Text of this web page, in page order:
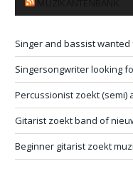
Singer and bassist
Singersongwriter looking
Percussionist zoekt (semi)
Gitarist zoekt band of
Beginner gitarist zoekt